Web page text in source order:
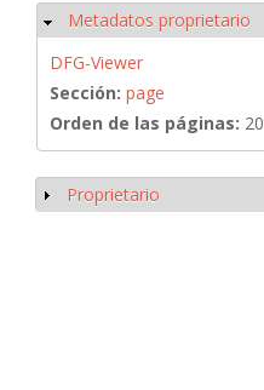
Ocultar
Metadatos proprietario
DFG-Viewer
Sección: page
Orden de las páginas: 20
Mostrar
Proprietario